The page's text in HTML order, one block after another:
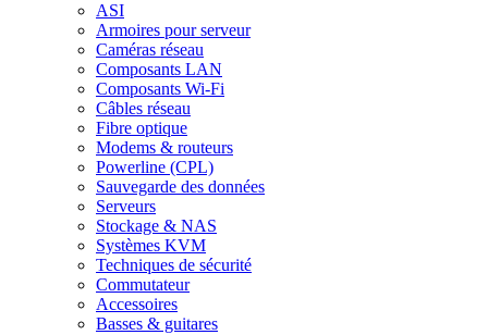
ASI
Armoires pour serveur
Caméras réseau
Composants LAN
Composants Wi-Fi
Câbles réseau
Fibre optique
Modems & routeurs
Powerline (CPL)
Sauvegarde des données
Serveurs
Stockage & NAS
Systèmes KVM
Techniques de sécurité
Commutateur
Accessoires
Basses & guitares